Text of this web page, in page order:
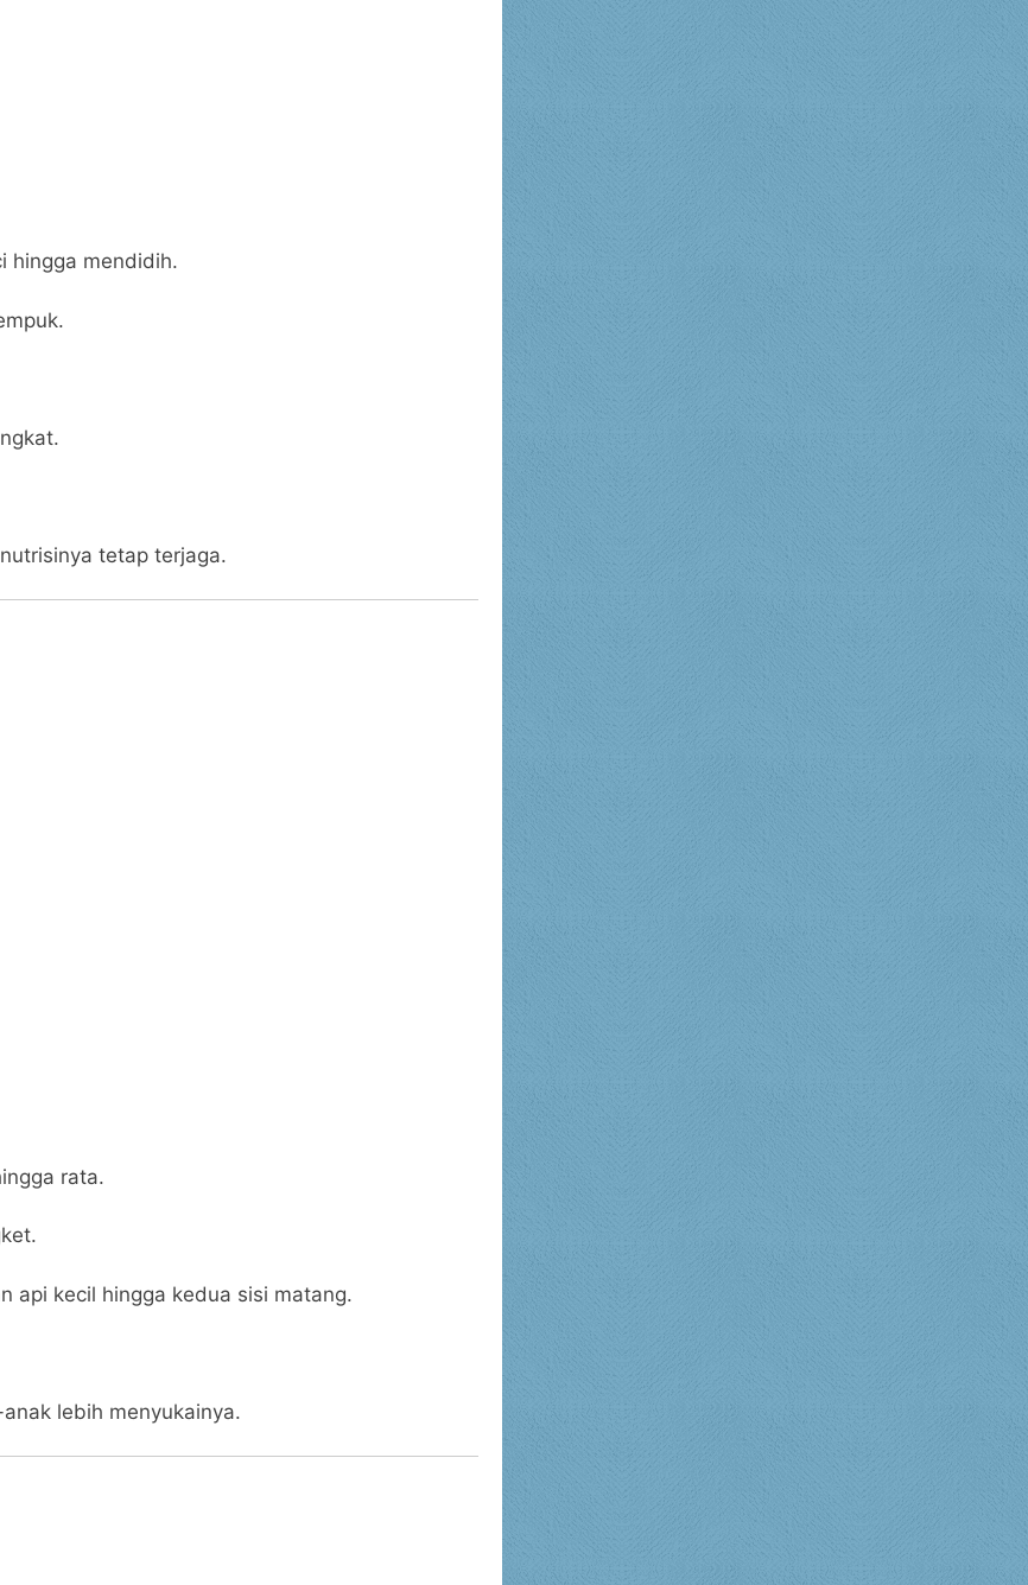
hingga mendidih.
tetap terjaga.
rata.
api kecil hingga kedua sisi matang.
lebih menyukainya.